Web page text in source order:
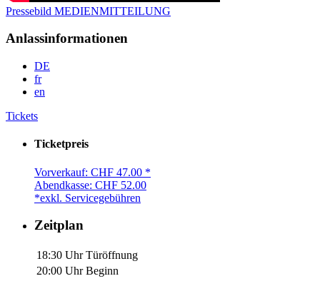
Pressebild MEDIENMITTEILUNG
Anlassinformationen
DE
fr
en
Tickets
Ticketpreis
Vorverkauf: CHF 47.00 *
Abendkasse: CHF 52.00
*exkl. Servicegebühren
Zeitplan
18:30 Uhr Türöffnung
20:00 Uhr Beginn